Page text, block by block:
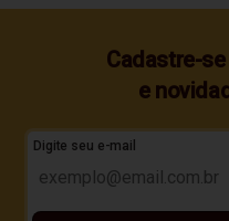
Cadastre-
e
Digite seu e-mail